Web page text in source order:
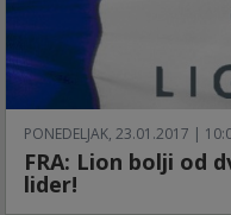
PONEDELJAK, 23.01.2017 |
FRA: Lion bolji od
lider!